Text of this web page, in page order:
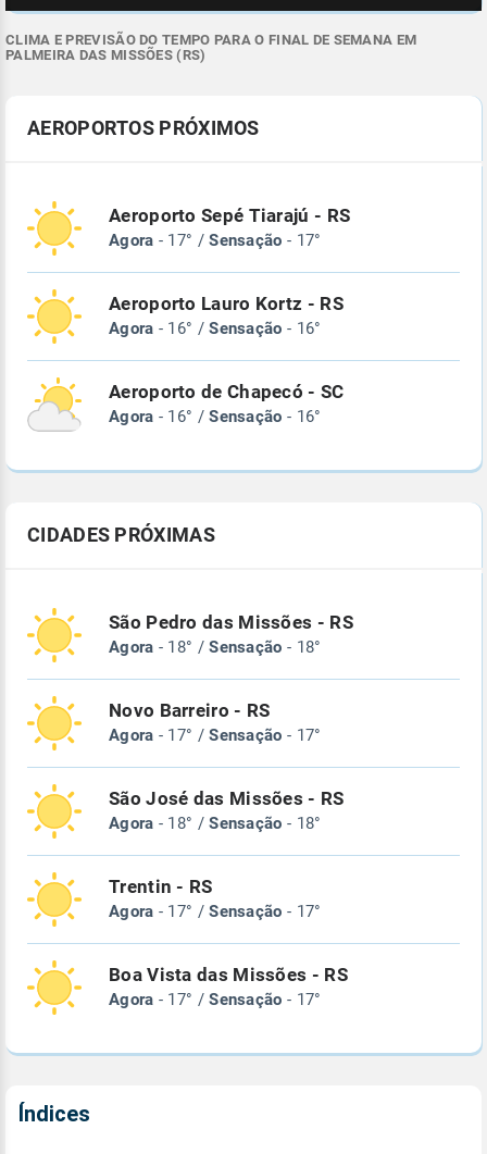
CLIMA E PREVISÃO DO TEMPO PARA O FINAL DE SEMANA EM
PALMEIRA DAS MISSÕES (RS)
AEROPORTOS PRÓXIMOS
Aeroporto Sepé Tiarajú - RS
Agora - 17° /Sensação - 17°
Aeroporto Lauro Kortz - RS
Agora - 16° /Sensação - 16°
Aeroporto de Chapecó - SC
Agora - 16° /Sensação - 16°
CIDADES PRÓXIMAS
São Pedro das Missões - RS
Agora - 18° /Sensação - 18°
Novo Barreiro - RS
Agora - 17° /Sensação - 17°
São José das Missões - RS
Agora - 18° /Sensação - 18°
Trentin - RS
Agora - 17° /Sensação - 17°
Boa Vista das Missões - RS
Agora - 17° /Sensação - 17°
Índices